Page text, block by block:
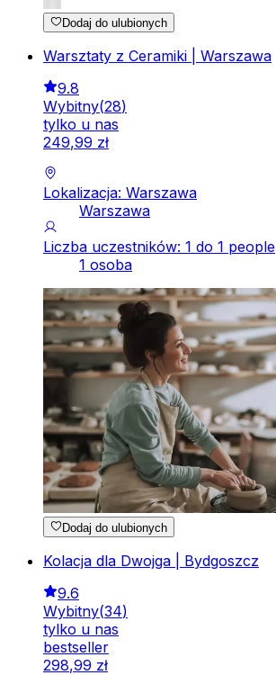
Dodaj do ulubionych
Warsztaty z Ceramiki | Warszawa
9.8
Wybitny(28)
tylko u nas
249,99 zł
Lokalizacja: Warszawa
Warszawa
Liczba uczestników: 1 do 1 people
1 osoba
Dodaj do ulubionych
Kolacja dla Dwojga | Bydgoszcz
9.6
Wybitny(34)
tylko u nas
bestseller
298,99 zł